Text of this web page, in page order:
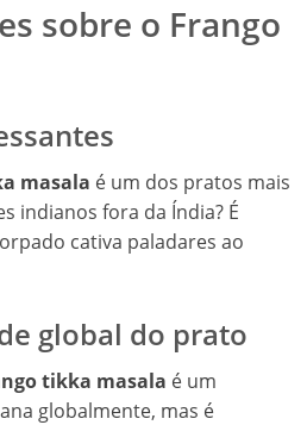
sobre o Frango
masala é um dos pratos mais
indianos fora da Índia? É
cativa paladares ao
global do prato
tikka masala é um
globalmente, mas é